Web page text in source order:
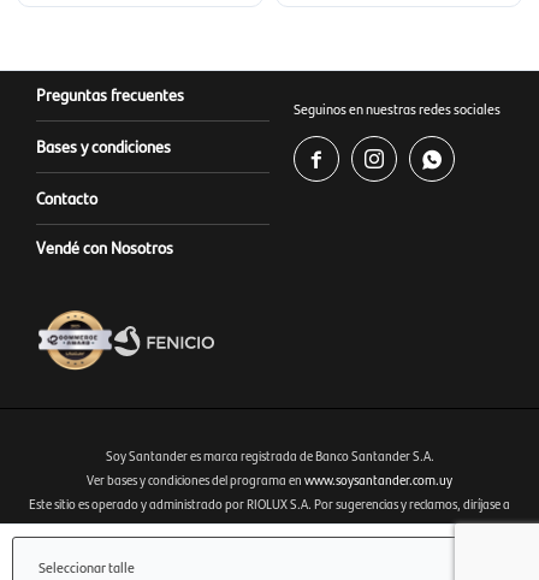
Seleccionar talle
Preguntas frecuentes
Bases y condiciones
Contacto
Vendé con Nosotros
Seguinos en nuestras redes sociales
  
Fenicio eCommerce Uruguay
Soy Santander es marca registrada de Banco Santander S.A.
Ver bases y condiciones del programa en www.soysantander.com.uy
Este sitio es operado y administrado por RIOLUX S.A. Por sugerencias y reclamos, diríjase a
soporte.tienda@soysantander.com.uyo al WhatsApp 099 306 165.
sitio web www.copab.org.uy